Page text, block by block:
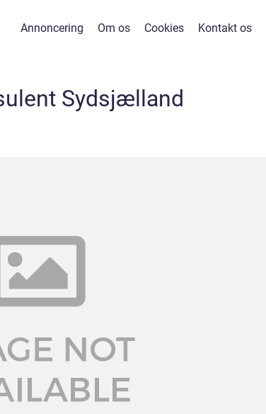
Annoncering Om os Cookies Kontakt os
Sydsjælland